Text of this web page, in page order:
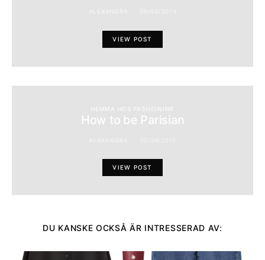
VIEW POST
HEMMA HOS FASHIONINK
How to be Parisian
VIEW POST
DU KANSKE OCKSÅ ÄR INTRESSERAD AV: